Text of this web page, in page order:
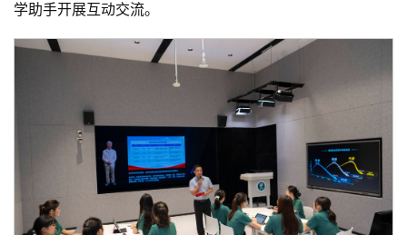
学助手开展互动交流。